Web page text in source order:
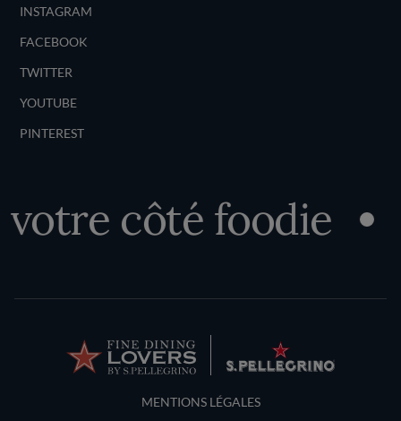
INSTAGRAM
FACEBOOK
TWITTER
YOUTUBE
PINTEREST
côté foodie
Terms and Conditions
MENTIONS LÉGALES